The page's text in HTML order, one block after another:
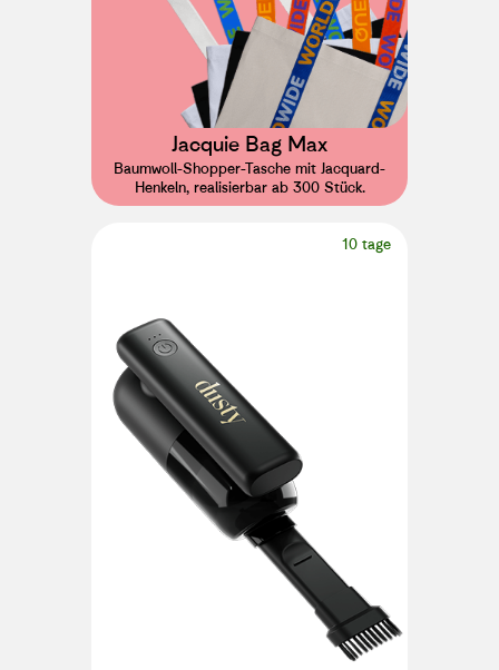
Jacquie Bag Max
Baumwoll-Shopper-Tasche mit Jacquard-
Henkeln, realisierbar ab 300 Stück.
10 tage